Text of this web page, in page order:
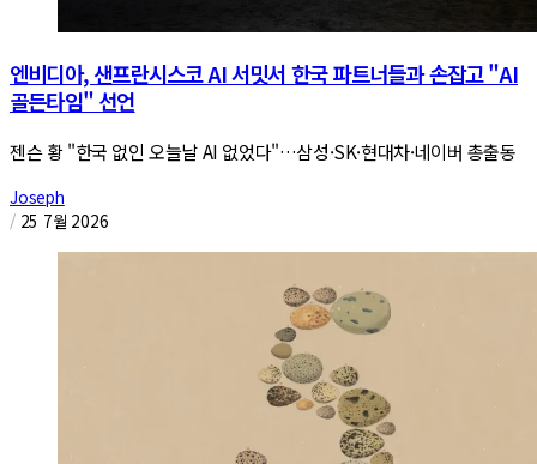
엔비디아, 샌프란시스코 AI 서밋서 한국 파트너들과 손잡고 "AI
골든타임" 선언
젠슨 황 "한국 없인 오늘날 AI 없었다"…삼성·SK·현대차·네이버 총출동
Joseph
/ 25 7월 2026